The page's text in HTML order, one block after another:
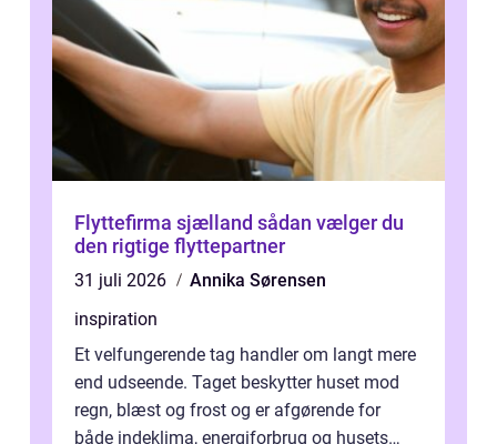
Flyttefirma sjælland sådan vælger du
den rigtige flyttepartner
31 juli 2026
Annika Sørensen
inspiration
Et velfungerende tag handler om langt mere
end udseende. Taget beskytter huset mod
regn, blæst og frost og er afgørende for
både indeklima, energiforbrug og husets